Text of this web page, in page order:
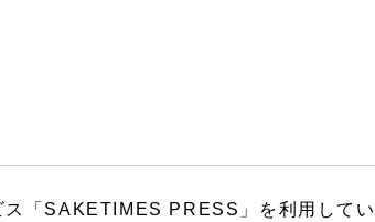
ス「SAKETIMES PRESS」を利用してい